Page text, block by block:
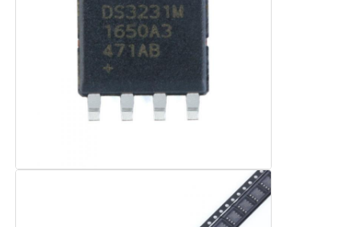
Чип SRAM
Никакой вспышки
Микросхема EPROM